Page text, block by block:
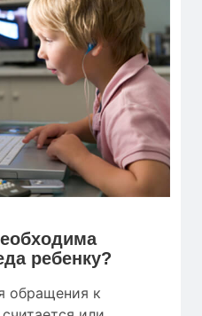
ребенку?
обращения к